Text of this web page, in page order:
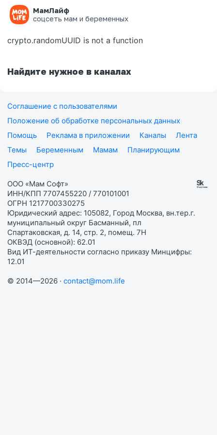
МамЛайф
соцсеть мам и беременных
Ошибка на странице
crypto.randomUUID is not a function
Найдите нужное в каналах
Соглашение с пользователями
Положение об обработке персональных данных
Помощь
Реклама в приложении Каналы
Лента
Темы
Беременным Мамам
Планирующим
Пресс-центр
ООО «Мам Софт»
ИНН/КПП 7707455220 / 770101001
ОГРН 1217700330275
Юридический адрес: 105082, Город Москва, вн.тер.г.
муниципальный округ Басманный, пл
Спартаковская, д. 14, стр. 2, помещ. 7Н
ОКВЭД (основной): 62.01
Вид ИТ-деятельности согласно приказу Минцифры:
12.01
© 2014—2026 · contact@mom.life